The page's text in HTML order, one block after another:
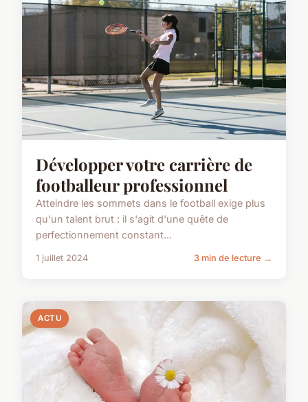
Développer votre carrière de
footballeur professionnel
Atteindre les sommets dans le football exige plus
qu'un talent brut : il s'agit d'une quête de
perfectionnement constant...
1 juillet 2024 3 min de lecture →
ACTU